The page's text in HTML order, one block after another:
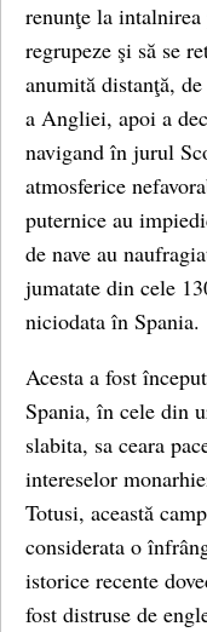
renunţe la
regrupeze şi să se
anumită distanţă,
a Angliei, apoi a
navigand în jurul
atmosferice
puternice au
de nave au
jumatate din cele
niciodata în Spania.
Acesta a fost
Spania, în cele din
slabita, sa ceara
intereselor
Totusi, această
considerata o
istorice recente
fost distruse de